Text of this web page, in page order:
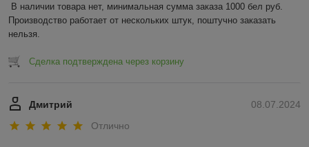
В наличии товара нет, минимальная сумма заказа 1000 бел руб.
Производство работает от нескольких штук, поштучно заказать
нельзя.
Сделка подтверждена через корзину
08.07.2024
Дмитрий
Отлично